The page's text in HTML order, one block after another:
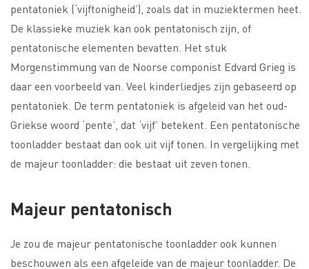
pentatoniek (‘vijftonigheid’), zoals dat in muziektermen heet.
De klassieke muziek kan ook pentatonisch zijn, of
pentatonische elementen bevatten. Het stuk
Morgenstimmung van de Noorse componist Edvard Grieg is
daar een voorbeeld van. Veel kinderliedjes zijn gebaseerd op
pentatoniek. De term pentatoniek is afgeleid van het oud-
Griekse woord ‘pente’, dat ‘vijf’ betekent. Een pentatonische
toonladder bestaat dan ook uit vijf tonen. In vergelijking met
de majeur toonladder: die bestaat uit zeven tonen.
Majeur pentatonisch
Je zou de majeur pentatonische toonladder ook kunnen
beschouwen als een afgeleide van de majeur toonladder. De